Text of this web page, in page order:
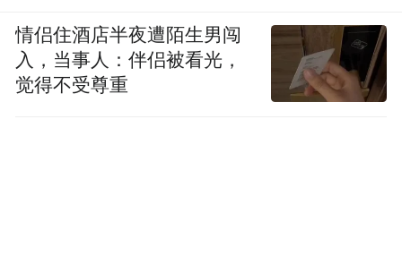
情侣住酒店半夜遭陌生男闯
入，当事人：伴侣被看光，
觉得不受尊重